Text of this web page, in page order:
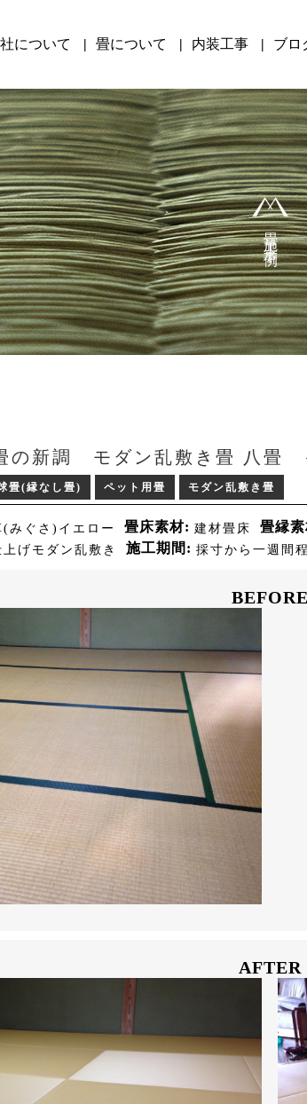
について 畳について 内装工事 ブロ
畳施工事例
の新調 モダン乱敷き畳 八畳
畳(縁なし畳) ペット用畳 モダン乱敷き畳
(みぐさ)イエロー 畳床素材 建材畳床 畳縁
げモダン乱敷き 施工期間 採寸から一週間
BEFORE
AFTER